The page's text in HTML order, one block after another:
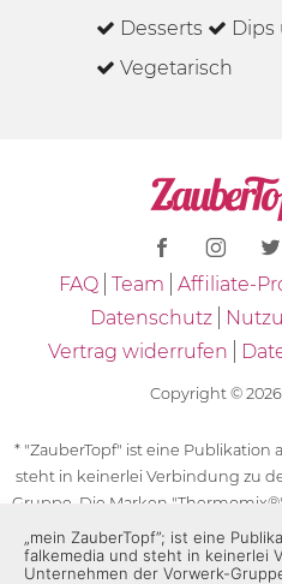
Desserts
Dips
Vegetarisch
FAQ Team Affiliate-
Datenschutz
Vertrag widerrufen
Copyright ©
* "ZauberTopf" ist eine Publikation
steht in keinerlei Verbindung zu
Gruppe. Die Marken
des "Thermomix®" sind
der Vorwerk-Gruppe. Die Marken
„mein ZauberTopf”; ist eine
falkemedia und steht in keinerlei
Unternehmen der Vorwerk-